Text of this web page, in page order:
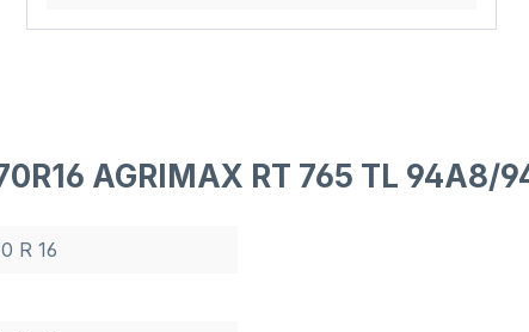
AGRIMAX RT 765 TL 94A8/
R 16